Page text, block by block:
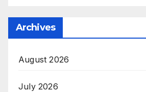
Archives
August 2026
July 2026